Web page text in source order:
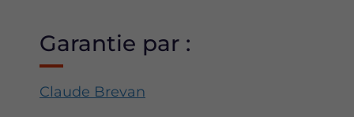
Garantie par :
Claude Brevan